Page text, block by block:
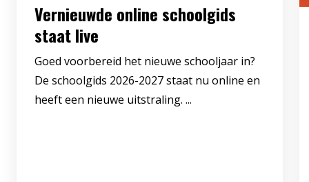
Vernieuwde online schoolgids
staat live
Goed voorbereid het nieuwe schooljaar in?
De schoolgids 2026-2027 staat nu online en
heeft een nieuwe uitstraling. ...